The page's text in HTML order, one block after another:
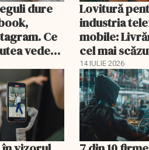
dure
Ce
vedea
Lovitură
industria
mobile:
cel mai
2013
14 IULIE 2026